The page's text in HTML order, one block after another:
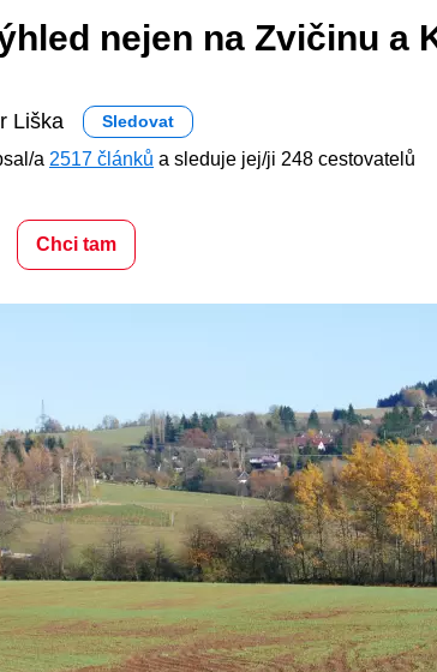
nejen na Zvičinu a
Liška Sledovat
a 2517 článků a sleduje jej/ji 248 cestovatelů
Chci tam